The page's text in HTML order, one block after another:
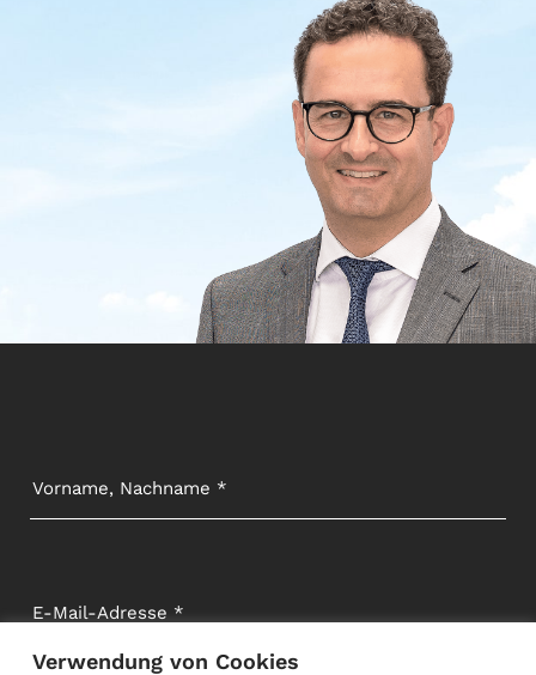
Verwendung von Cookies